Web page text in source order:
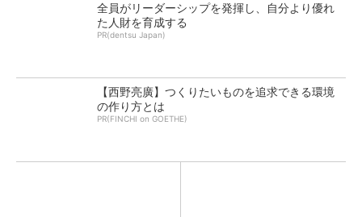
全員がリーダーシップを発揮し、自分より優れ
た人財を育成する
PR(dentsu Japan)
【西野亮廣】つくりたいものを追求できる環境
の作り方とは
PR(FINCHI on GOETHE)